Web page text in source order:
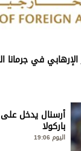
الإرهابي في جرمانا
أرسنال يدخل
باركولا
اليوم 19:06